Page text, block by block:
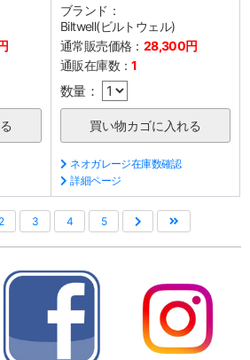
ブランド：
Biltwell(ビルトウェル)
通常販売価格： 28,300円
通販在庫数：1
数量：
ネオガレージ在庫数確認
詳細ページ
2 3 4 5